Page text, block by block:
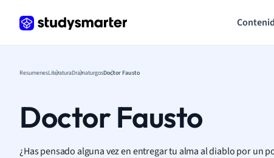
ResumenesLiteraturaDramaturgosDoctor Fausto
Doctor Fausto
¿Has pensado alguna vez en entregar tu alma al diablo por un